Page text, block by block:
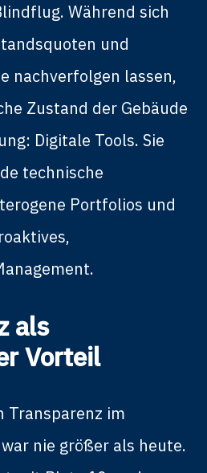
Während sich
und
nachverfolgen lassen,
Zustand der Gebäude
Digitale Tools. Sie
technische
Portfolios und
als
Vorteil
Transparenz im
nie größer als heute.